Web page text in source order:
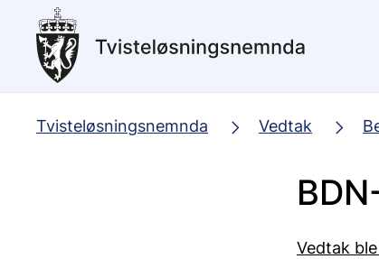
hovedinnhold
Tvisteløsningsnemnda Vedtak
Vedtak